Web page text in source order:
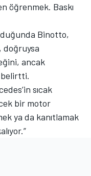
öğrenmek. Baskı
Binotto,
doğruysa
ancak
belirtti.
sıcak
bir motor
ya da kanıtlamak